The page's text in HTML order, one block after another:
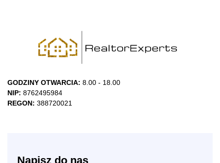
GODZINY OTWARCIA: 8.00 - 18.00
NIP: 8762495984
REGON: 388720021
Napisz do nas